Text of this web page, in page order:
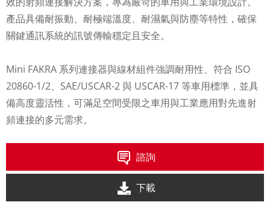
產品具備耐振動、耐極端溫度、耐濕氣與防塵等特性，確保
關鍵通訊系統的訊號傳輸穩定且安全。
Mini FAKRA 系列連接器與線材組件強調耐用性、符合 ISO
20860-1/2、SAE/USCAR-2 與 USCAR-17 等車用標準，並具
備高度靈活性，可滿足空間受限之車用與工業應用對先進射
頻連接的多元需求。
諮詢
下載